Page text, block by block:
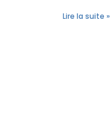
Lire la suite »